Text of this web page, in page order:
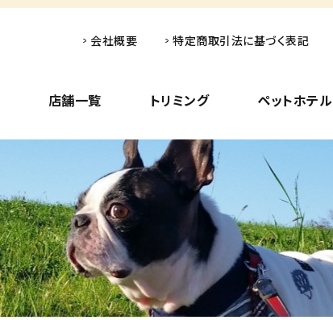
店舗一覧 トリミング ペットホテル
会社概要 特定商取引法に基づく表記